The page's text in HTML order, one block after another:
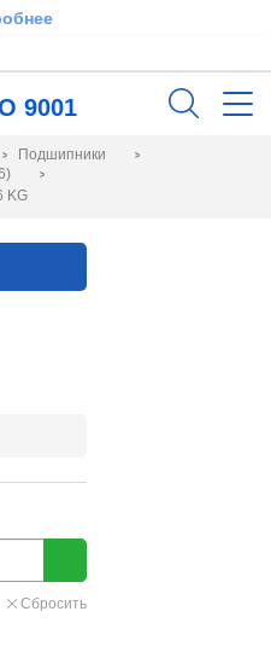
9001
Подшипники
KG
Сбросить